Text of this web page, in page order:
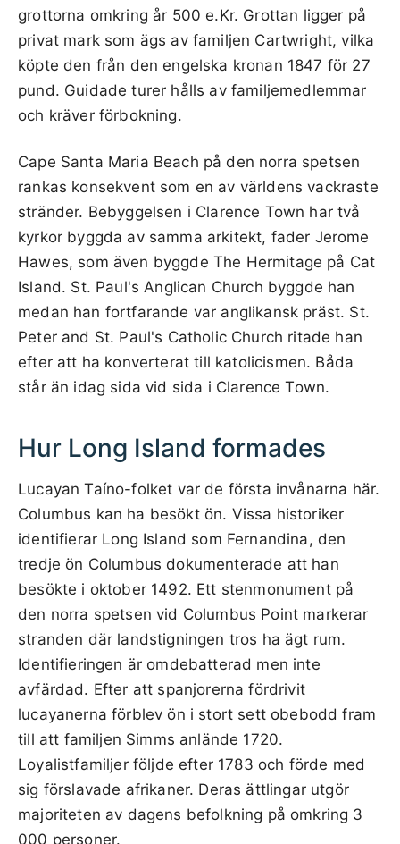
grottorna omkring år 500 e.Kr. Grottan ligger på
privat mark som ägs av familjen Cartwright, vilka
köpte den från den engelska kronan 1847 för 27
pund. Guidade turer hålls av familjemedlemmar
och kräver förbokning.
Cape Santa Maria Beach på den norra spetsen
rankas konsekvent som en av världens vackraste
stränder. Bebyggelsen i Clarence Town har två
kyrkor byggda av samma arkitekt, fader Jerome
Hawes, som även byggde The Hermitage på Cat
Island. St. Paul's Anglican Church byggde han
medan han fortfarande var anglikansk präst. St.
Peter and St. Paul's Catholic Church ritade han
efter att ha konverterat till katolicismen. Båda
står än idag sida vid sida i Clarence Town.
Hur Long Island formades
Lucayan Taíno-folket var de första invånarna här.
Columbus kan ha besökt ön. Vissa historiker
identifierar Long Island som Fernandina, den
tredje ön Columbus dokumenterade att han
besökte i oktober 1492. Ett stenmonument på
den norra spetsen vid Columbus Point markerar
stranden där landstigningen tros ha ägt rum.
Identifieringen är omdebatterad men inte
avfärdad. Efter att spanjorerna fördrivit
lucayanerna förblev ön i stort sett obebodd fram
till att familjen Simms anlände 1720.
Loyalistfamiljer följde efter 1783 och förde med
sig förslavade afrikaner. Deras ättlingar utgör
majoriteten av dagens befolkning på omkring 3
000 personer.